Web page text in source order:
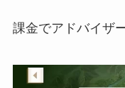
課金でアドバイザ